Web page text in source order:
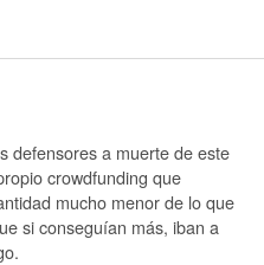
defensores a muerte de este
crowdfunding que
mucho menor de lo que
si conseguían más, iban a